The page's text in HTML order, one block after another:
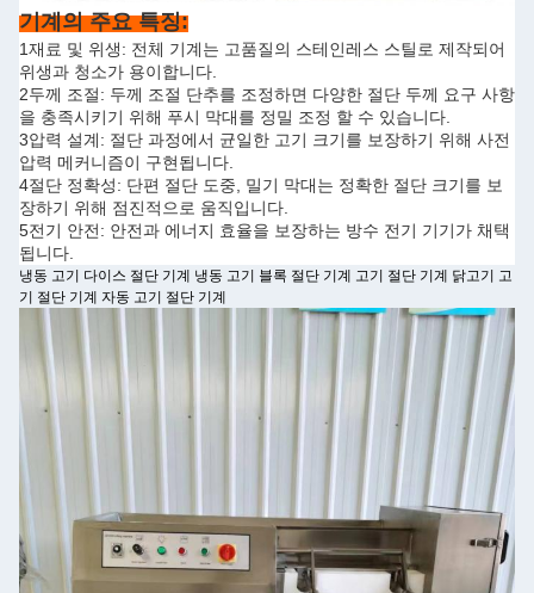
기계의 주요 특징:
1재료 및 위생: 전체 기계는 고품질의 스테인레스 스틸로 제작되어
위생과 청소가 용이합니다.
2두께 조절: 두께 조절 단추를 조정하면 다양한 절단 두께 요구 사항
을 충족시키기 위해 푸시 막대를 정밀 조정 할 수 있습니다.
3압력 설계: 절단 과정에서 균일한 고기 크기를 보장하기 위해 사전
압력 메커니즘이 구현됩니다.
4절단 정확성: 단편 절단 도중, 밀기 막대는 정확한 절단 크기를 보
장하기 위해 점진적으로 움직입니다.
5전기 안전: 안전과 에너지 효율을 보장하는 방수 전기 기기가 채택
됩니다.
냉동 고기 다이스 절단 기계 냉동 고기 블록 절단 기계 고기 절단 기계 닭고기 고
기 절단 기계 자동 고기 절단 기계